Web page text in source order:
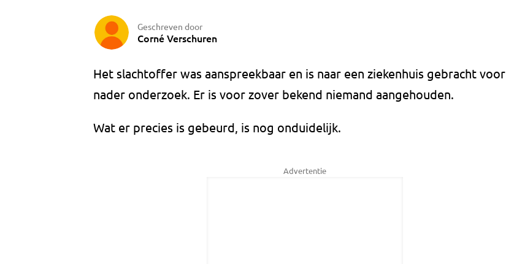
Geschreven door
Corné Verschuren
Het slachtoffer was aanspreekbaar en is naar een ziekenhuis gebracht voor
nader onderzoek. Er is voor zover bekend niemand aangehouden.
Wat er precies is gebeurd, is nog onduidelijk.
Advertentie